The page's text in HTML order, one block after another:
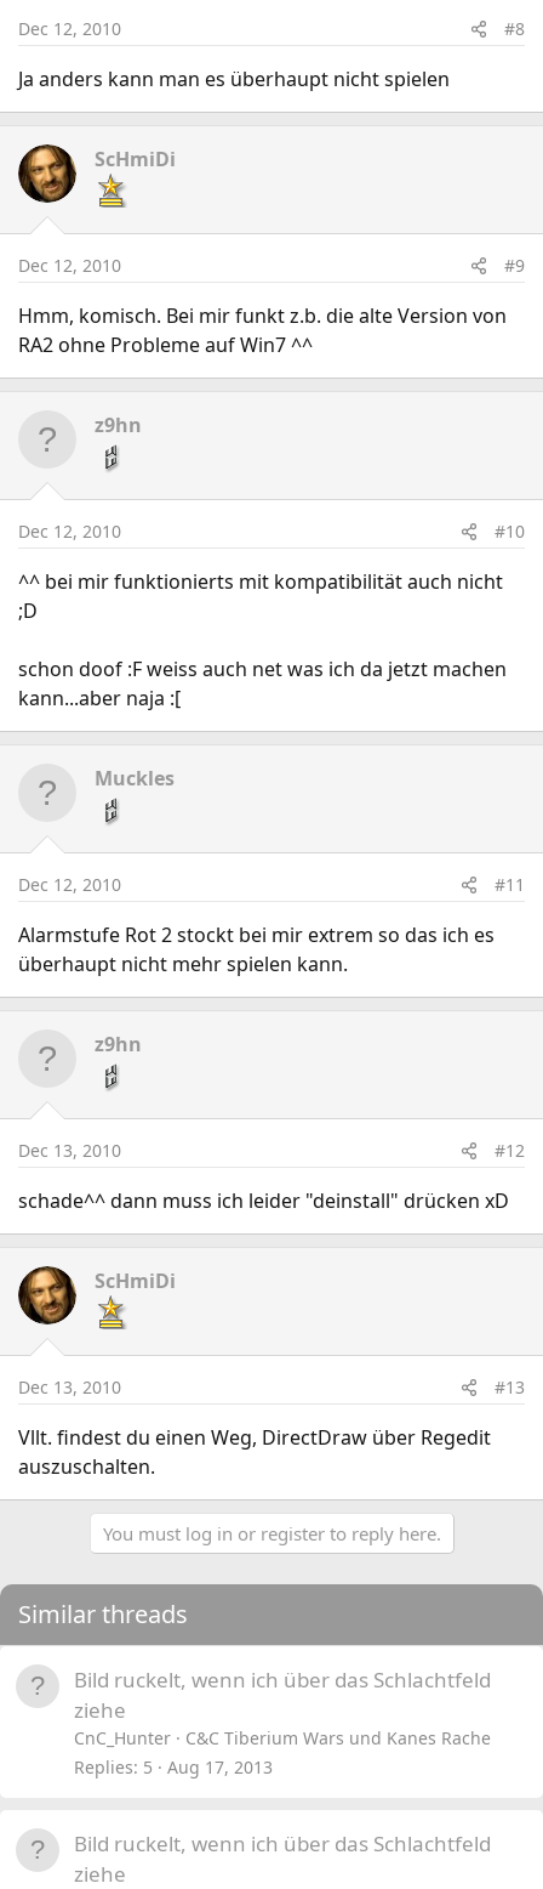
Dec 12, 2010 #8
Ja anders kann man es überhaupt nicht spielen
ScHmiDi
Dec 12, 2010 #9
Hmm, komisch. Bei mir funkt z.b. die alte Version von
RA2 ohne Probleme auf Win7 ^^
z9hn
Dec 12, 2010 #10
^^ bei mir funktionierts mit kompatibilität auch nicht
;D
schon doof :F weiss auch net was ich da jetzt machen
kann...aber naja :[
Muckles
Dec 12, 2010 #11
Alarmstufe Rot 2 stockt bei mir extrem so das ich es
überhaupt nicht mehr spielen kann.
z9hn
Dec 13, 2010 #12
schade^^ dann muss ich leider "deinstall" drücken xD
ScHmiDi
Dec 13, 2010 #13
Vllt. findest du einen Weg, DirectDraw über Regedit
auszuschalten.
You must log in or register to reply here.
Similar threads
Bild ruckelt, wenn ich über das Schlachtfeld
ziehe
CnC_Hunter
C&C Tiberium Wars und Kanes Rache
Replies 5 Aug 17, 2013
Bild ruckelt, wenn ich über das Schlachtfeld
ziehe